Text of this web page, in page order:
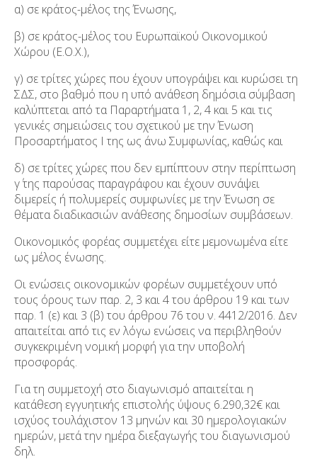
α) σε κράτος-μέλος της Ένωσης,
β) σε κράτος-μέλος του Ευρωπαϊκού Οικονομικού
Χώρου (Ε.Ο.Χ.),
γ) σε τρίτες χώρες που έχουν υπογράψει και κυρώσει τη
ΣΔΣ, στο βαθμό που η υπό ανάθεση δημόσια σύμβαση
καλύπτεται από τα Παραρτήματα 1, 2, 4 και 5 και τις
γενικές σημειώσεις του σχετικού με την Ένωση
Προσαρτήματος I της ως άνω Συμφωνίας, καθώς και
δ) σε τρίτες χώρες που δεν εμπίπτουν στην περίπτωση
γ΄ της παρούσας παραγράφου και έχουν συνάψει
διμερείς ή πολυμερείς συμφωνίες με την Ένωση σε
θέματα διαδικασιών ανάθεσης δημοσίων συμβάσεων.
Οικονομικός φορέας συμμετέχει είτε μεμονωμένα είτε
ως μέλος ένωσης.
Οι ενώσεις οικονομικών φορέων συμμετέχουν υπό
τους όρους των παρ. 2, 3 και 4 του άρθρου 19 και των
παρ. 1 (ε) και 3 (β) του άρθρου 76 του ν. 4412/2016. Δεν
απαιτείται από τις εν λόγω ενώσεις να περιβληθούν
συγκεκριμένη νομική μορφή για την υποβολή
προσφοράς.
Για τη συμμετοχή στο διαγωνισμό απαιτείται η
κατάθεση εγγυητικής επιστολής ύψους 6.290,32€ και
ισχύος τουλάχιστον 13 μηνών και 30 ημερολογιακών
ημερών, μετά την ημέρα διεξαγωγής του διαγωνισμού
δηλ.